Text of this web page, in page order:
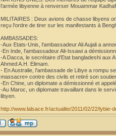
l'armée libyenne à renverser Mouammar
MILITAIRES : Deux avions de chasse libyens
reçu l'ordre de tirer sur les manifestants à
AMBASSADES:
-Aux Etats-Unis, l'ambassadeur Ali Aujali a
-En Inde, l'ambassadeur Ali-Issawi a
-A Dacca, le secrétaire d'Etat bangladeshi aux
Ahmed A.H. Elimam.
- En Australie, l'ambassade de Libye a rompu
massacre» contre des civils et retiré son
-En Chine, un diplomate a démissionné et
-Au Maroc, un diplomate travaillant dans le
libyen.
http://www.lalsace.fr/actualite/2011/02/22/